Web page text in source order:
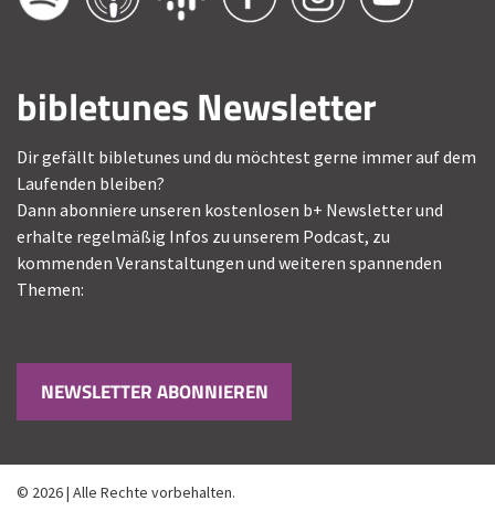
bibletunes Newsletter
Dir gefällt bibletunes und du möchtest gerne immer auf dem
Laufenden bleiben?
Dann abonniere unseren kostenlosen b+ Newsletter und
erhalte regelmäßig Infos zu unserem Podcast, zu
kommenden Veranstaltungen und weiteren spannenden
Themen:
NEWSLETTER ABONNIEREN
© 2026 | Alle Rechte vorbehalten.